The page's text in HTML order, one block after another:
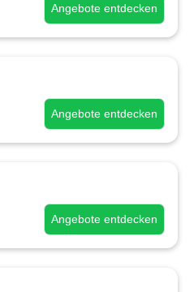
Angebote entdecken
Angebote entdecken
Angebote entdecken